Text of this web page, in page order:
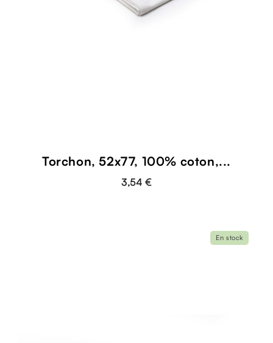
Torchon, 52x77, 100% coton,...
3,54 €
En stock